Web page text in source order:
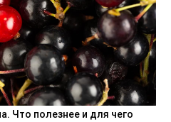
Что полезнее и для чего